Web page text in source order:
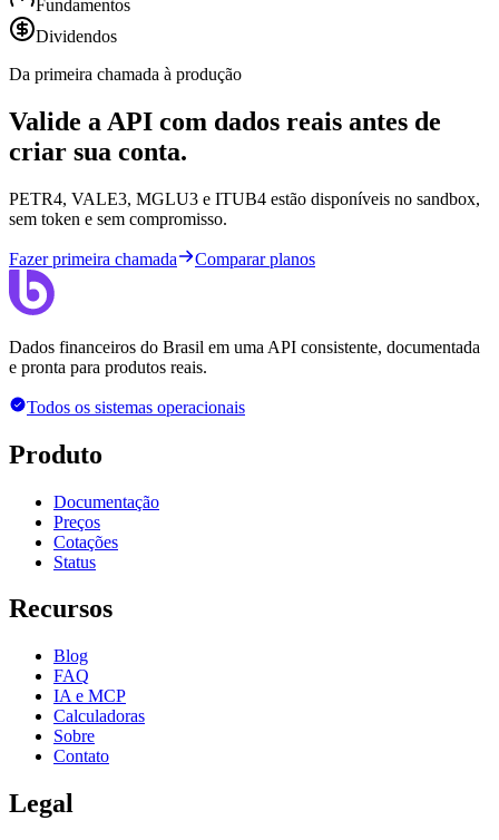
Fundamentos
Dividendos
Da primeira chamada à produção
Valide a API com dados reais antes de
criar sua conta.
PETR4, VALE3, MGLU3 e ITUB4 estão disponíveis no sandbox,
sem token e sem compromisso.
Fazer primeira chamada Comparar planos
Dados financeiros do Brasil em uma API consistente, documentada
e pronta para produtos reais.
Todos os sistemas operacionais
Produto
Documentação
Preços
Cotações
Status
Recursos
Blog
FAQ
IA e MCP
Calculadoras
Sobre
Contato
Legal